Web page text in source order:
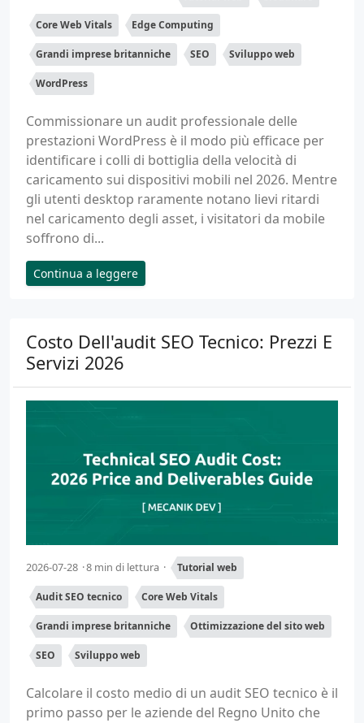
Core Web Vitals Edge Computing
Grandi imprese britanniche SEO Sviluppo web
WordPress
Commissionare un audit professionale delle
prestazioni WordPress è il modo più efficace per
identificare i colli di bottiglia della velocità di
caricamento sui dispositivi mobili nel 2026. Mentre
gli utenti desktop raramente notano lievi ritardi
nel caricamento degli asset, i visitatori da mobile
soffrono di...
Continua a leggere
Costo Dell'audit SEO Tecnico: Prezzi E
Servizi 2026
2026-07-28 8 min di lettura Tutorial web
Audit SEO tecnico Core Web Vitals
Grandi imprese britanniche Ottimizzazione del sito web
SEO Sviluppo web
Calcolare il costo medio di un audit SEO tecnico è il
primo passo per le aziende del Regno Unito che